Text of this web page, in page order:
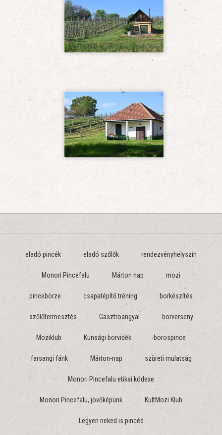
eladó pincék eladó szőlők rendezvényhelyszín
Monori Pincefalu Márton nap mozi
pincebörze csapatépítő tréning borkészítés
szőlőtermesztés Gasztroangyal borverseny
Moziklub Kunsági borvidék borospince
farsangi fánk Márton-nap szüreti mulatság
Monori Pincefalu etikai kódexe
Monori Pincefalu, jövőképünk KultMozi Klub
Legyen neked is pincéd